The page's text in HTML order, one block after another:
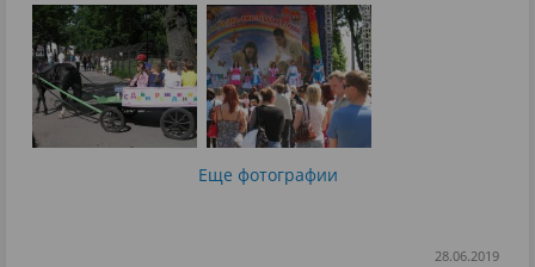
Еще фотографии
28.06.2019